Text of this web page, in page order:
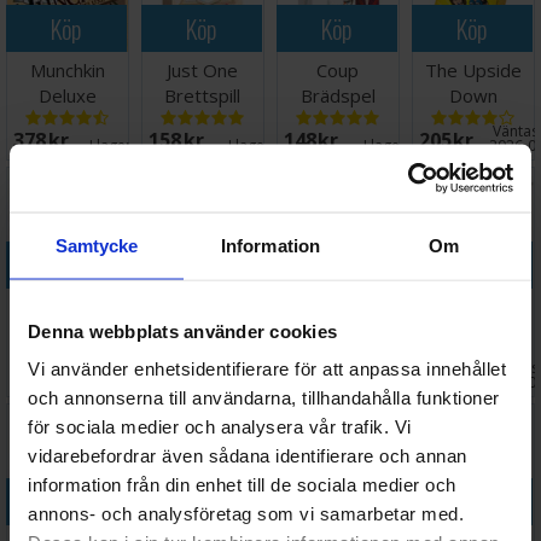
Samtycke Information Om
Denna webbplats använder cookies
Vi använder enhetsidentifierare för att anpassa innehållet
och annonserna till användarna, tillhandahålla funktioner
för sociala medier och analysera vår trafik. Vi
vidarebefordrar även sådana identifierare och annan
information från din enhet till de sociala medier och
annons- och analysföretag som vi samarbetar med.
Köp
Munchkin
Deluxe
Startpaket
Brädspel
378 SEK I lager:15
Köp
Just One
Brettspill
(Norsk
utgave)
158 SEK I lager:4
Köp
Coup
Brädspel
148 SEK I lager:6
Köp
The Upside
Down
Challenge
Brädspel
205 SEK2026-
Köp
Brettspill
(Svenska)
361 SEKI lager: 20+
Kortspel
127 SEK I lager: 1
Party
Kortspel
276 SEK I lager:10
Köp
Brädspel
246 SEK2026-
Köp Köp Köp Köp